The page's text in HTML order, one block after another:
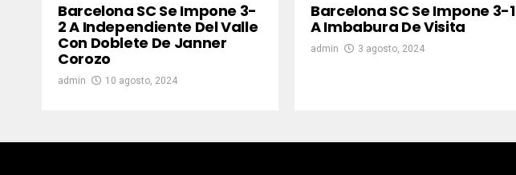
Barcelona SC Se Impone 3-
2 A Independiente Del Valle
Con Doblete De Janner
Corozo
admin 10 agosto, 2024
Barcelona SC Se Impone 3-1
A Imbabura De Visita
admin 3 agosto, 2024